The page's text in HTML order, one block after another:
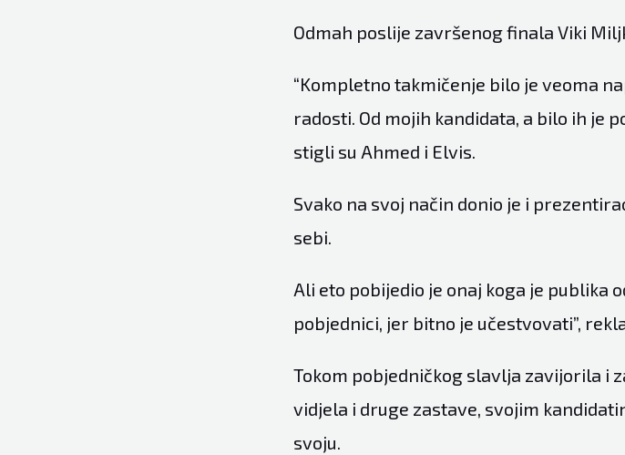
Odmah poslije završenog finala Viki
“Kompletno takmičenje bilo je veoma
radosti. Od mojih kandidata, a bilo ih je
stigli su Ahmed i Elvis.
Svako na svoj način donio je i
sebi.
Ali eto pobijedio je onaj koga je publika
pobjednici, jer bitno je učestvovati”,
Tokom pobjedničkog slavlja zavijorila i
vidjela i druge zastave, svojim
svoju.